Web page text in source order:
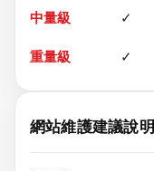
✓
✓
網站維護建議說明